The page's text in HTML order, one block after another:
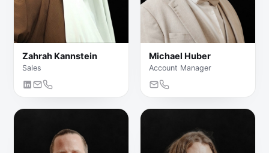
Zahrah Kannstein
Sales
Michael Huber
Account Manager